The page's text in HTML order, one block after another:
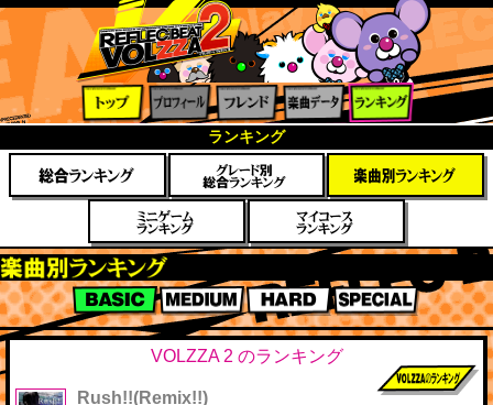
ィール
フレン
ド
楽曲デ
ータ
ング
ランキング
楽曲別スコアランキング
BASIC MEDIUM HARD SPECIAL
VOLZZA 2 のランキング
Rush!!(Remix!!)